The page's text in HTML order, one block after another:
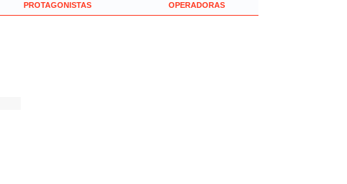
PROTAGONISTAS OPERADORAS